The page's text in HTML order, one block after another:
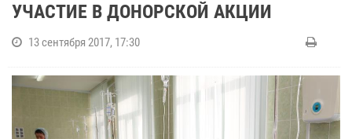
УЧАСТИЕ В ДОНОРСКОЙ АКЦИИ
13 сентября 2017, 17:30